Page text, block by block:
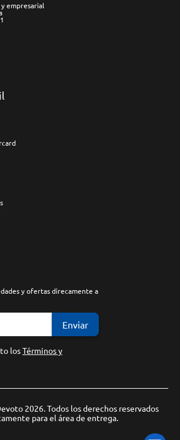
empresarial
y ofertas direcamente a
Enviar
losTérminos y
2026. Todos los derechos reservados
para el área de entrega.